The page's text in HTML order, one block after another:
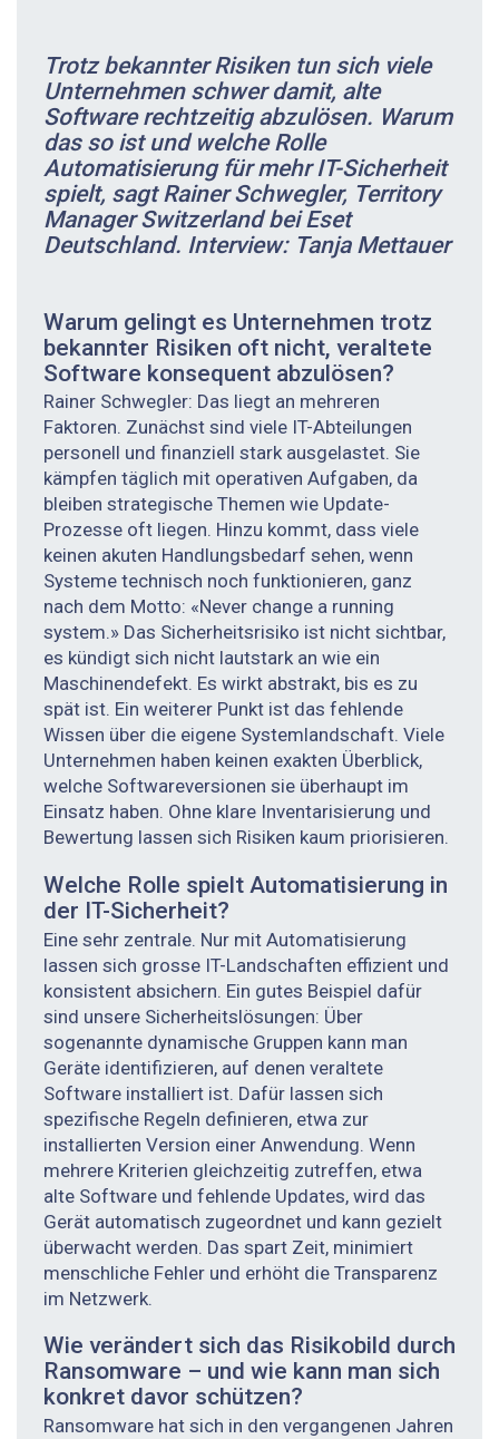
Trotz bekannter Risiken tun sich viele
Unternehmen schwer damit, alte
Software rechtzeitig abzulösen. Warum
das so ist und welche Rolle
Automatisierung für mehr IT-Sicherheit
spielt, sagt Rainer Schwegler, Territory
Manager Switzerland bei Eset
Deutschland. Interview: Tanja Mettauer
Warum gelingt es Unternehmen trotz
bekannter Risiken oft nicht, veraltete
Software konsequent abzulösen?
Rainer Schwegler: Das liegt an mehreren
Faktoren. Zunächst sind viele IT-Abteilungen
personell und finanziell stark ausgelastet. Sie
kämpfen täglich mit operativen Aufgaben, da
bleiben strategische Themen wie Update-
Prozesse oft liegen. Hinzu kommt, dass viele
keinen akuten Handlungsbedarf sehen, wenn
Systeme technisch noch funktionieren, ganz
nach dem Motto: «Never ­change a running
system.» Das Sicherheitsrisiko ist nicht sichtbar,
es kündigt sich nicht lautstark an wie ein
Maschinendefekt. Es wirkt abstrakt, bis es zu
spät ist. Ein weiterer Punkt ist das fehlende
Wissen über die eigene Systemlandschaft. Viele
Unternehmen haben keinen exakten Überblick,
welche Softwareversionen sie überhaupt im
Einsatz haben. Ohne klare Inventarisierung und
Bewertung lassen sich Risiken kaum priorisieren.
Welche Rolle spielt Automatisierung in
der IT-Sicherheit?
Eine sehr zentrale. Nur mit Automatisierung
lassen sich grosse IT-Landschaften effizient und
konsistent absichern. Ein gutes Beispiel dafür
sind unsere Sicherheitslösungen: Über
sogenannte dynamische Gruppen kann man
Geräte identifizieren, auf denen veraltete
Software installiert ist. Dafür lassen sich
spezifische Regeln definieren, etwa zur
installierten Version einer Anwendung. Wenn
mehrere Kriterien gleichzeitig zutreffen, etwa
alte Software und fehlende Updates, wird das
Gerät automatisch zugeordnet und kann gezielt
überwacht werden. Das spart Zeit, minimiert
menschliche Fehler und erhöht die Transparenz
im Netzwerk.
Wie verändert sich das Risikobild durch
Ransomware – und wie kann man sich
konkret davor schützen?
Ransomware hat sich in den vergangenen Jahren